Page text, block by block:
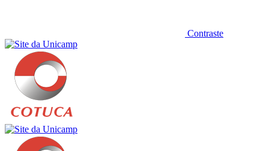
Contraste